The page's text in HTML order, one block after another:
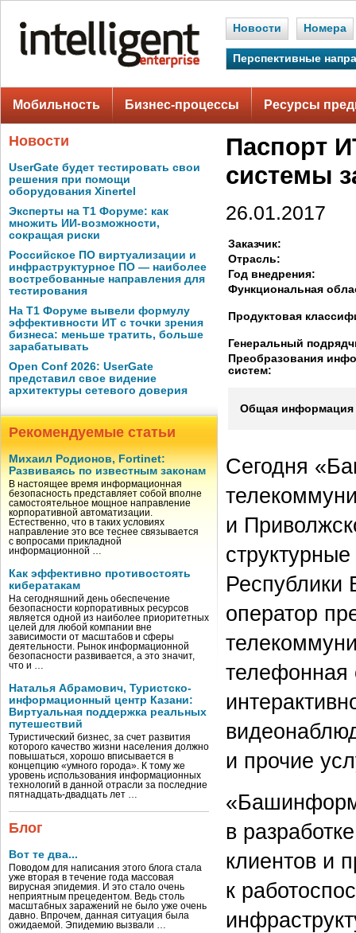
Новости Номера
Перспективные
Мобильность Бизнес-процессы Ресурсы
Новости
UserGate будет тестировать свои
решения при помощи
оборудования Xinertel
Эксперты на Т1 Форуме: как
множить ИИ-возможности,
сокращая риски
Российское ПО виртуализации и
инфраструктурное ПО — наиболее
востребованные направления для
тестирования
На Т1 Форуме вывели формулу
эффективности ИТ с точки зрения
бизнеса: меньше тратить, больше
зарабатывать
Open Conf 2026: UserGate
представил свое видение
архитектуры сетевого доверия
Рекомендуемые статьи
Михаил Родионов, Fortinet:
Развиваясь по известным законам
В настоящее время информационная
безопасность представляет собой вполне
самостоятельное мощное направление
корпоративной автоматизации.
Естественно, что в таких условиях
направление это все теснее связывается
с вопросами прикладной
информационной …
Как эффективно противостоять
кибератакам
На сегодняшний день обеспечение
безопасности корпоративных ресурсов
является одной из наиболее приоритетных
целей для любой компании вне
зависимости от масштабов и сферы
деятельности. Рынок информационной
безопасности развивается, а это значит,
что и …
Наталья Абрамович, Туристско-
информационный центр Казани:
Виртуальная поддержка реальных
путешествий
Туристический бизнес, за счет развития
которого качество жизни населения должно
повышаться, хорошо вписывается в
концепцию «умного города». К тому же
уровень использования информационных
технологий в данной отрасли за последние
пятнадцать-двадцать лет …
Блог
Вот те два...
Поводом для написания этого блога стала
уже вторая в течение года массовая
вирусная эпидемия. И это стало очень
неприятным прецедентом. Ведь столь
масштабных заражений не было уже очень
давно. Впрочем, данная ситуация была
ожидаемой. Эпидемию вызвали …
Паспорт
системы
26.01.2017
Заказчик:
Отрасль:
Год внедрения:
Функциональная
Продуктовая
Генеральный
Преобразования
систем:
Общая информация
Сегодня
и
Республики
оператор
телефонная
и прочие
в
клиентов и
к